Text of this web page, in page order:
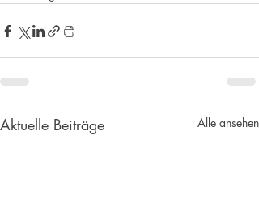
Aktuelle Beiträge Alle ansehen